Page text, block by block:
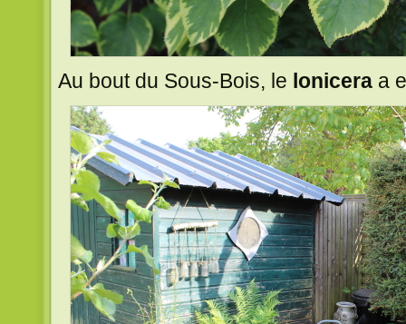
Au bout du Sous-Bois, le lonicera a